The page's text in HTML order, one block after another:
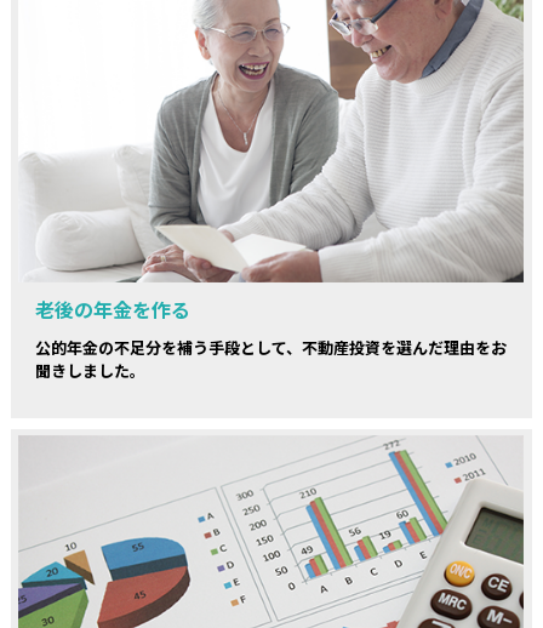
老後の年金を作る
公的年金の不足分を補う手段として、不動産投資を選んだ理由をお
聞きしました。